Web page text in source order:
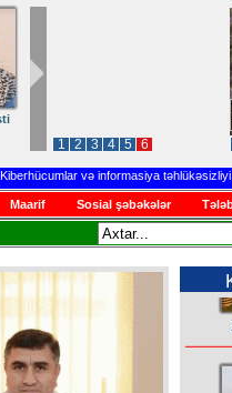
1 2 3 4 5 6
və informasiya təhlükəsizliyi:
Maarif Sosial şəbəkələr